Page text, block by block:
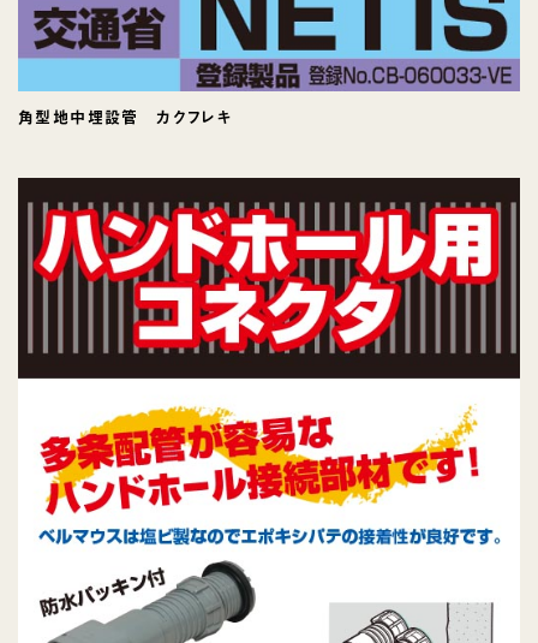
角型地中埋設管 カクフレキ